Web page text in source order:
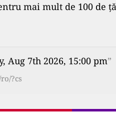
mai mult de 100 de
Aug 7th 2026, 15:00 pm”
?cs